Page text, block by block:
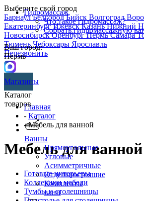
Выберите свой город
БарнаулБелгородБийск Волгоград
ЕкатеринбургИжевскКазаньНижний
НовосибирскОренбургПермьСамара
ТюменьЧебоксары Ярославль
Перезвонить
Гидромассаж
Что такое гидромассаж?
Собрать гидромассажную
Ваш город:
Пермь
Магазины
Каталог
товаров
Ванны
Прямоугольные
Угловые
Асимметричные
Отдельностоящие
Комплекты
ванн
Главная
- Каталог
- Мебель для ванной
Мебель для ванной
Готовые интерьеры
Коллекции мебели
Тумбы и столешницы